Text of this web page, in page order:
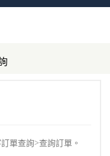
單查詢>查詢訂單。